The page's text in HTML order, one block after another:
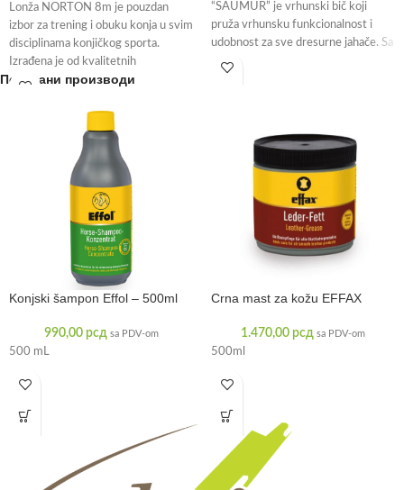
Lonža NORTON 8m je pouzdan
izbor za trening i obuku konja u svim
disciplinama konjičkog sporta.
Izrađena je od kvalitetnih
“SAUMUR” je vrhunski bič koji
pruža vrhunsku funkcionalnost i
udobnost za sve dresurne jahače. Sa
Повезани производи
Konjski šampon Effol – 500ml
990,00 рсд sa PDV-om
500 mL
Crna mast za kožu EFFAX
1.470,00 рсд sa PDV-om
500ml